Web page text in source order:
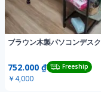
ブラウン木製パソコンデスク
752.000 ₫ Freeship
￥4,000